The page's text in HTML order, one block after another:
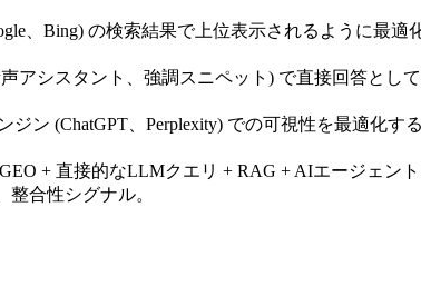
、Bing) の検索結果で上位表示されるように最
アシスタント、強調スニペット) で直接回答とし
ン (ChatGPT、Perplexity) での可視性を最適化
+ 直接的なLLMクエリ + RAG + AIエージェン
合性シグナル。